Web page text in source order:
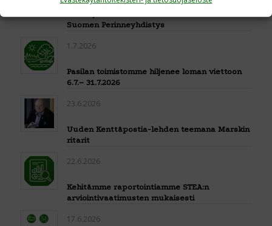
Suomen Perinneyhdistys
1.7.2026
Pasilan toimistomme hiljenee loman viettoon
6.7.– 31.7.2026
23.6.2026
Uuden Kenttäpostia-lehden teemana Marskin
ritarit
22.6.2026
Kehitämme raportointiamme STEA:n
arviointivaatimusten mukaisesti
17.6.2026